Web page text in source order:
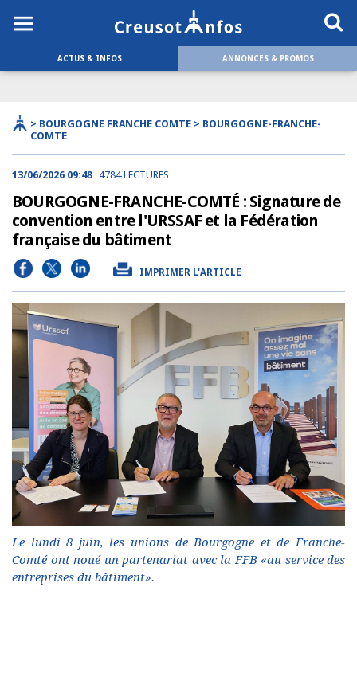
ACTUS & INFOS ANNONCES & PROMOS
> BOURGOGNE FRANCHE COMTE > BOURGOGNE-FRANCHE-
COMTE
13/06/2026 09:48 4784 LECTURES
BOURGOGNE-FRANCHE-COMTÉ : Signature de
convention entre l'URSSAF et la Fédération
française du bâtiment
IMPRIMER L'ARTICLE
Le lundi 8 juin, les unions de Bourgogne et de Franche-
Comté ont noué un partenariat avec la FFB «au service des
entreprises du bâtiment».